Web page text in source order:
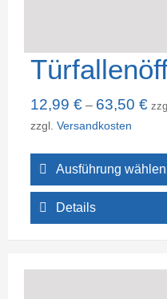
12,99 €– 63,50 €
zzgl. Versandkosten
Ausführung wählen
Details